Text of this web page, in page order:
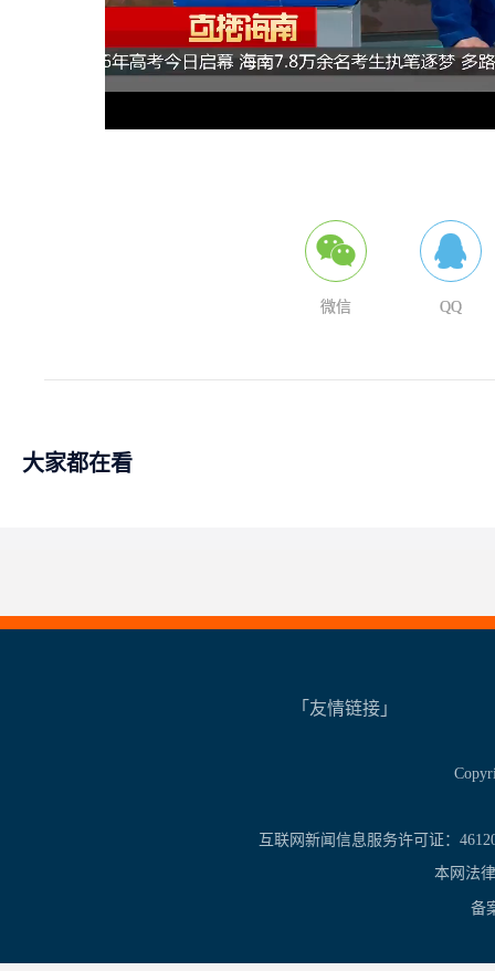
微信 QQ
大家都在看
「友情链接」
互联网新闻信息服务许可证：
本网法
备